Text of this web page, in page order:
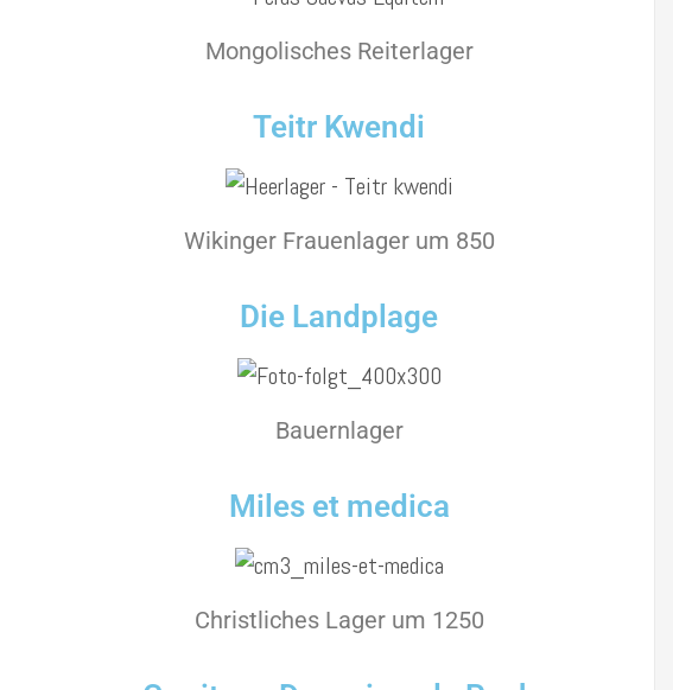
Mongolisches Reiterlager
Teitr Kwendi
Wikinger Frauenlager um 850
Die Landplage
Bauernlager
Miles et medica
Christliches Lager um 1250